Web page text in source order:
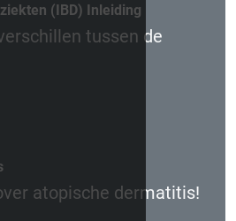
(IBD) Inleiding
tussen de
atopische dermatitis!